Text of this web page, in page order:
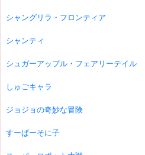
シャングリラ・フロンティア
シャンティ
シュガーアップル・フェアリーテイル
しゅごキャラ
ジョジョの奇妙な冒険
すーぱーそに子